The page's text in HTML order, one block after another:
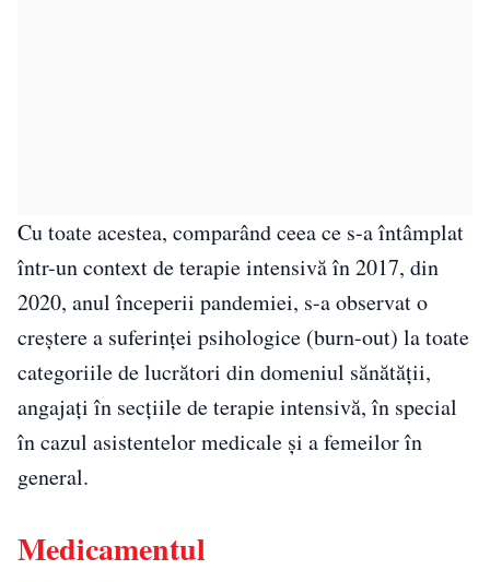
Cu toate acestea, comparând ceea ce s-a întâmplat
într-un context de terapie intensivă în 2017, din
2020, anul începerii pandemiei, s-a observat o
creştere a suferinței psihologice (burn-out) la toate
categoriile de lucrători din domeniul sănătății,
angajați în secţiile de terapie intensivă, în special
în cazul asistentelor medicale și a femeilor în
general.
Medicamentul